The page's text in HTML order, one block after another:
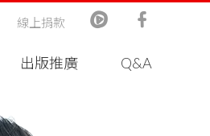
出版推廣 Q&A
線上捐款